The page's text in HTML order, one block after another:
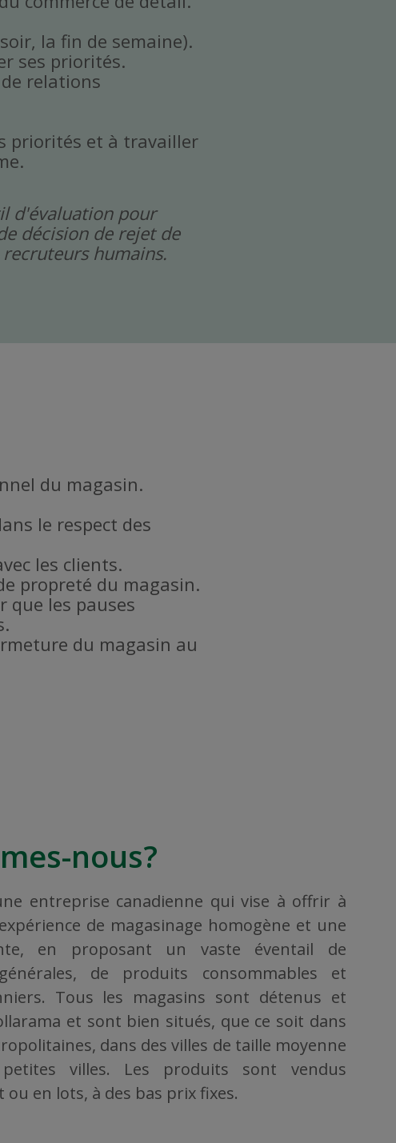
la fin de semaine).
ses priorités.
relations
priorités et à travailler
d'évaluation pour
décision de rejet de
humains.
du magasin.
le respect des
les clients.
propreté du magasin.
que les pauses
du magasin au
nous?
entreprise canadienne qui vise à offrir à
de magasinage homogène et une
en proposant un vaste éventail de
de produits consommables et
Tous les magasins sont détenus et
et sont bien situés, que ce soit dans
dans des villes de taille moyenne
villes. Les produits sont vendus
en lots, à des bas prix fixes.